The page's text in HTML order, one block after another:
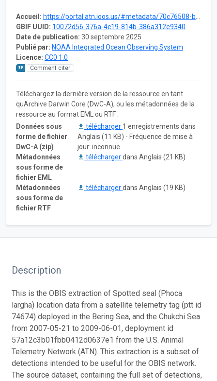
Accueil: https://portal.atn.ioos.us/#metadata/70c76508-b252-4c3d-9f27-e4cba9300537/project
GBIF UUID: 10072d56-376a-4c19-814b-386a312e9340
Date de publication: 30 septembre 2025
Publié par: NOAA Integrated Ocean Observing System
Licence: CC0 1.0
Comment citer
Téléchargez la dernière version de la ressource en tant
quArchive Darwin Core (DwC-A), ou les métadonnées de la
ressource au format EML ou RTF :
Données sous
forme de fichier
DwC-A (zip)
télécharger 1 enregistrements dans
Anglais (11 KB) - Fréquence de mise à
jour: inconnue
Métadonnées
sous forme de
fichier EML
téléchargerdans Anglais (21 KB)
Métadonnées
sous forme de
fichier RTF
téléchargerdans Anglais (19 KB)
Description
This is the OBIS extraction of Spotted seal (Phoca
largha) location data from a satellite telemetry tag (ptt id
74674) deployed in the Bering Sea, and the Chukchi Sea
from 2007-05-21 to 2009-06-01, deployment id
57a12c3b01fbb0412d0637e1 from the U.S. Animal
Telemetry Network (ATN). This extraction is a subset of
detections intended to be useful for the OBIS network.
The source dataset, containing the full set of detections,